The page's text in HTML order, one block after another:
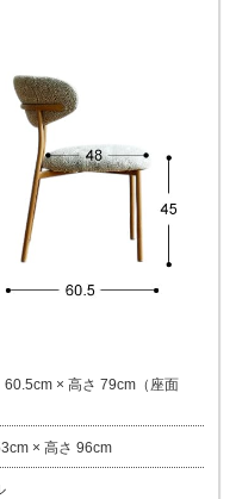
× 高さ 79cm（座面
× 高さ 96cm